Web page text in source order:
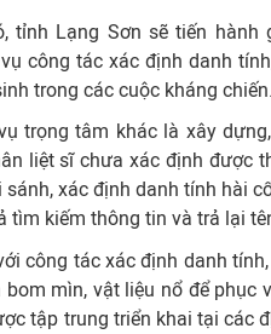
tỉnh Lạng Sơn sẽ tiến
công tác xác định danh
trong các cuộc kháng chiến.
trọng tâm khác là xây
liệt sĩ chưa xác định được
sánh, xác định danh tính hài
tìm kiếm thông tin và trả lại
công tác xác định danh
bom mìn, vật liệu nổ để phục
tập trung triển khai tại các